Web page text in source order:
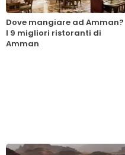
Dove mangiare ad Amman?
I 9 migliori ristoranti di
Amman